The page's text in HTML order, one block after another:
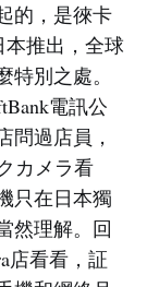
的，是徠卡
本推出，全球
別之處。
電訊公
問過店員，
カメラ看
只在日本獨
然理解。回
店看看，証